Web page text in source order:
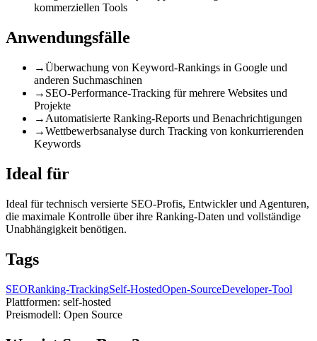
kommerziellen Tools
Anwendungsfälle
→Überwachung von Keyword-Rankings in Google und
anderen Suchmaschinen
→ SEO-Performance-Tracking für mehrere Websites und
Projekte
→ Automatisierte Ranking-Reports und Benachrichtigungen
→Wettbewerbsanalyse durch Tracking von konkurrierenden
Keywords
Ideal für
Ideal für technisch versierte SEO-Profis, Entwickler und Agenturen,
die maximale Kontrolle über ihre Ranking-Daten und vollständige
Unabhängigkeit benötigen.
Tags
SEORanking-TrackingSelf-HostedOpen-SourceDeveloper-Tool
Plattformen: self-hosted
Preismodell: Open Source